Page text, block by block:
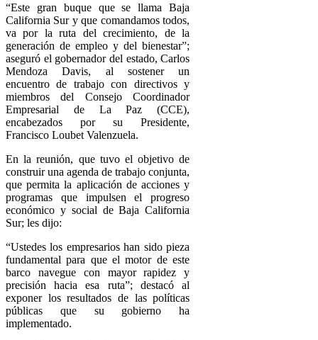
“Este gran buque que se llama Baja
California Sur y que comandamos todos,
va por la ruta del crecimiento, de la
generación de empleo y del bienestar”;
aseguró el gobernador del estado, Carlos
Mendoza Davis, al sostener un
encuentro de trabajo con directivos y
miembros del Consejo Coordinador
Empresarial de La Paz (CCE),
encabezados por su Presidente,
Francisco Loubet Valenzuela.
En la reunión, que tuvo el objetivo de
construir una agenda de trabajo conjunta,
que permita la aplicación de acciones y
programas que impulsen el progreso
económico y social de Baja California
Sur; les dijo:
“Ustedes los empresarios han sido pieza
fundamental para que el motor de este
barco navegue con mayor rapidez y
precisión hacia esa ruta”; destacó al
exponer los resultados de las políticas
públicas que su gobierno ha
implementado.